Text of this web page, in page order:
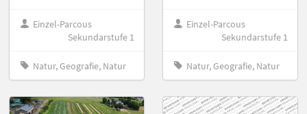
Einzel-Parcous
Sekundarstufe 1
Natur, Geografie, Natur
Einzel-Parcous
Sekundarstufe 1
Natur, Geografie, Natur